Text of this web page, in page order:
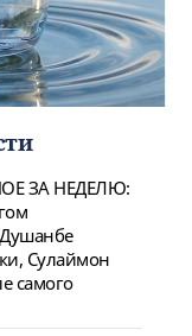
ЗА НЕДЕЛЮ:
Душанбе
Сулаймон
самого